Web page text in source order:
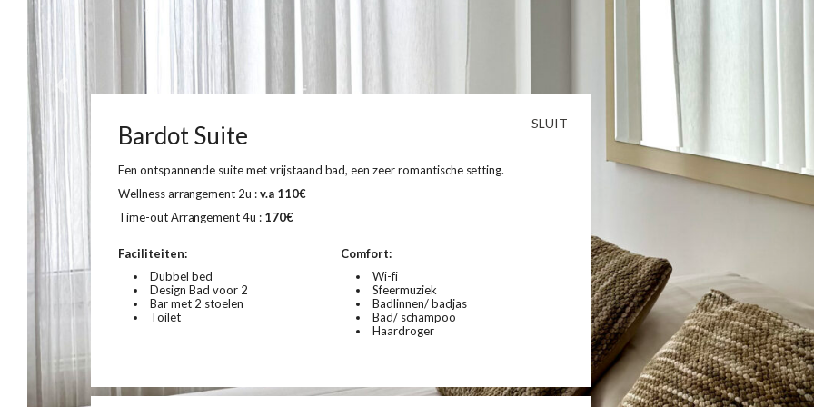
Previous
SLUIT
Bardot Suite
Een ontspannende suite met vrijstaand bad, een zeer romantische setting.
Wellness arrangement 2u :v.a 110€
Time-out Arrangement 4u : 170€
Faciliteiten:
Dubbel bed
Design Bad voor 2
Bar met 2 stoelen
Toilet
Comfort:
Wi-fi
Sfeermuziek
Badlinnen/ badjas
Bad/ schampoo
Haardroger